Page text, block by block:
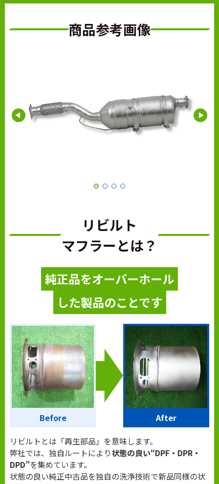
商品参考画像
リビルト
マフラーとは？
純正品をオーバーホール
した製品のことです
Before
After
リビルトとは「再生部品」を意味します。
弊社では、独自ルートにより状態の良い“DPF・DPR・
DPD”を集めています。
状態の良い純正中古品を独自の洗浄技術で新品同様の状